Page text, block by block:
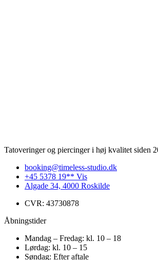
Tatoveringer og piercinger i høj kvalitet siden
booking@timeless-studio.dk
+45 5378 19** Vis
Algade 34, 4000 Roskilde
CVR: 43730878
Åbningstider
Mandag – Fredag: kl. 10 – 18
Lørdag: kl. 10 – 15
Søndag: Efter aftale